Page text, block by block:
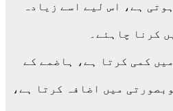
ہے، اس لیے اسے زیادہ
کرنا چاہئے۔
کمی کرتا ہے، ہاضمے کے
میں اضافہ کرتا ہے،